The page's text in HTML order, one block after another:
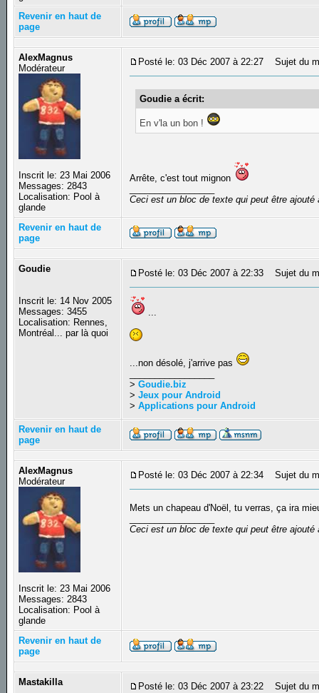
Revenir en haut de
page
AlexMagnus
Modérateur
Inscrit le: 23 Mai 2006
Messages: 2843
Localisation: Pool à
glande
Posté le: 03 Déc 2007 à 22:27 Sujet du
Goudie a écrit:
En v'la un bon !
Arrête, c'est tout mignon
Ceci est un bloc de texte qui peut être
Revenir en haut de
page
Goudie
Inscrit le: 14 Nov 2005
Messages: 3455
Localisation: Rennes,
Montréal... par là quoi
Posté le: 03 Déc 2007 à 22:33 Sujet du
...
...non désolé, j'arrive pas
>Goudie.biz
>Jeux pour Android
>Applications pour Android
Revenir en haut de
page
AlexMagnus
Modérateur
Inscrit le: 23 Mai 2006
Messages: 2843
Localisation: Pool à
glande
Posté le: 03 Déc 2007 à 22:34 Sujet du
Mets un chapeau d'Noël, tu verras, ça ira
Ceci est un bloc de texte qui peut être
Revenir en haut de
page
Mastakilla Posté le: 03 Déc 2007 à 23:22 Sujet du